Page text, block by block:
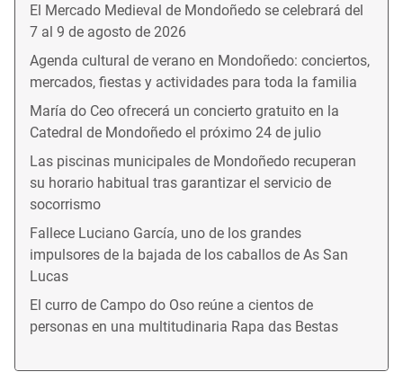
El Mercado Medieval de Mondoñedo se celebrará del
7 al 9 de agosto de 2026
Agenda cultural de verano en Mondoñedo: conciertos,
mercados, fiestas y actividades para toda la familia
María do Ceo ofrecerá un concierto gratuito en la
Catedral de Mondoñedo el próximo 24 de julio
Las piscinas municipales de Mondoñedo recuperan
su horario habitual tras garantizar el servicio de
socorrismo
Fallece Luciano García, uno de los grandes
impulsores de la bajada de los caballos de As San
Lucas
El curro de Campo do Oso reúne a cientos de
personas en una multitudinaria Rapa das Bestas